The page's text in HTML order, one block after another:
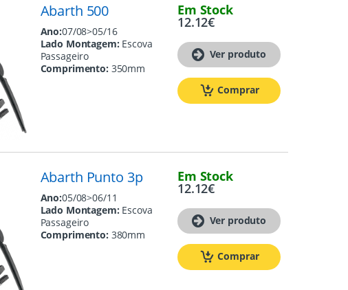
Abarth 500
Ano:07/08>05/16
Lado Montagem: Escova
Passageiro
Comprimento: 350mm
Em Stock
12.12€
Ver produto
Comprar
Abarth Punto 3p
Ano:05/08>06/11
Lado Montagem: Escova
Passageiro
Comprimento: 380mm
Em Stock
12.12€
Ver produto
Comprar